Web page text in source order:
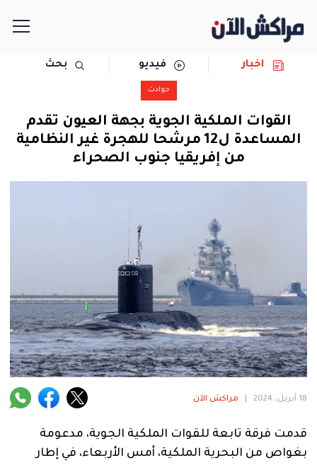
مجتمع
سياسة
رياضة
المرأة
فنية
منوعة
اخبار فيديو بحث
حوادث
القوات الملكية الجوية بجهة العيون تقدم
المساعدة ل12 مرشحا للهجرة غير النظامية
من إفريقيا جنوب الصحراء
18 أبريل، 2024 مراكش الآن
قدمت فرقة تابعة للقوات الملكية الجوية، مدعومة
بغواص من البحرية الملكية، أمس الأربعاء، في إطار